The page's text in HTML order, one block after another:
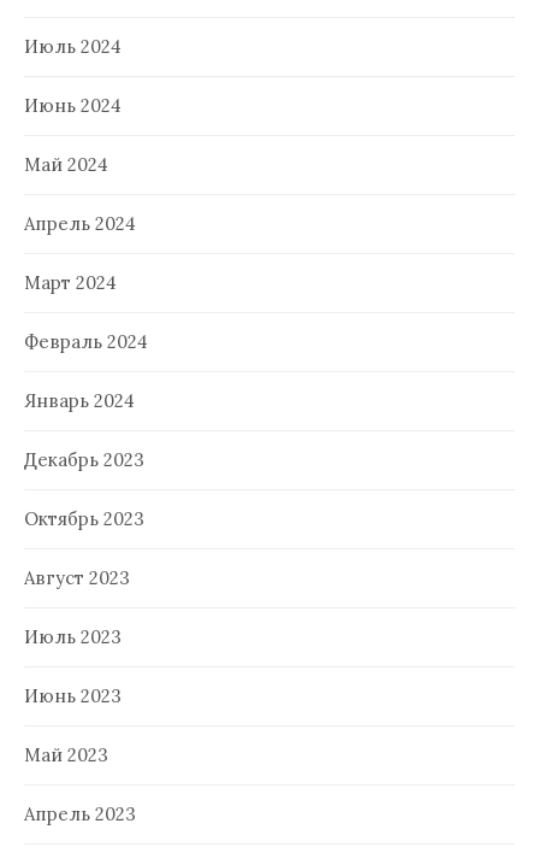
Июль 2024
Июнь 2024
Май 2024
Апрель 2024
Март 2024
Февраль 2024
Январь 2024
Декабрь 2023
Октябрь 2023
Август 2023
Июль 2023
Июнь 2023
Май 2023
Апрель 2023